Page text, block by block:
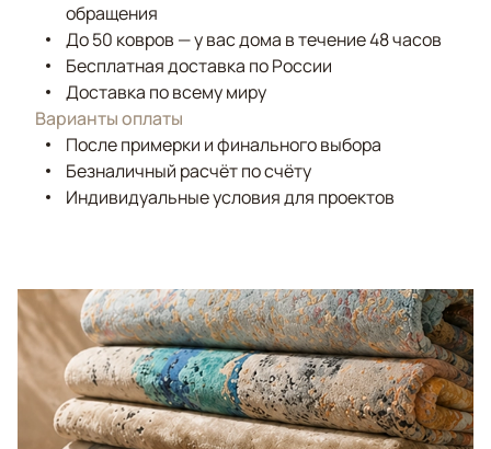
обращения
До 50 ковров — у вас дома в течение 48 часов
Бесплатная доставка по России
Доставка по всему миру
Варианты оплаты
После примерки и финального выбора
Безналичный расчёт по счёту
Индивидуальные условия для проектов